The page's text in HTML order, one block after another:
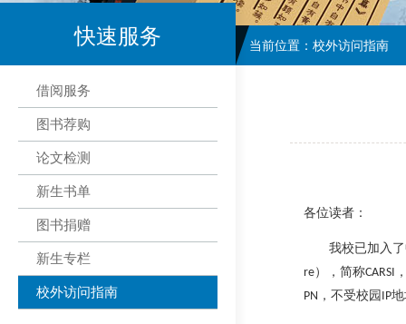
快速服务
借阅服务
图书荐购
论文检测
新生书单
图书捐赠
新生专栏
校外访问指南
当前位置： 校外访问指南
各位读者：
我校已加入
re），简称CARSI
PN ，不受校园 IP